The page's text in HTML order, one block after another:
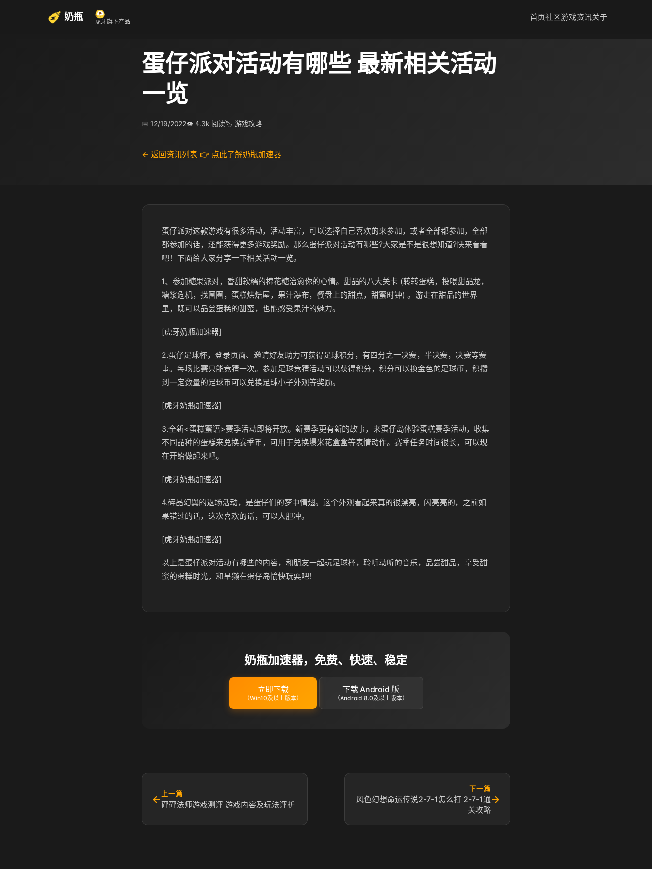
奶瓶 虎牙旗下产品 首页社区游戏资讯关于
蛋仔派对活动有哪些 最新相关活动
一览
📅 12/19/2022👁 4.3k 阅读🏷 游戏攻略
← 返回资讯列表 👉 点此了解奶瓶加速器
蛋仔派对这款游戏有很多活动，活动丰富，可以选择自己喜欢的来参加，或者全部都参加，全部
都参加的话，还能获得更多游戏奖励。那么蛋仔派对活动有哪些?大家是不是很想知道?快来看看
吧！下面给大家分享一下相关活动一览。
1、参加糖果派对，香甜软糯的棉花糖治愈你的心情。甜品的八大关卡 (转转蛋糕，投喂甜品龙，
糖浆危机，找圈圈，蛋糕烘焙屋，果汁瀑布，餐盘上的甜点，甜蜜时钟) 。游走在甜品的世界
里，既可以品尝蛋糕的甜蜜，也能感受果汁的魅力。
[虎牙奶瓶加速器]
2.蛋仔足球杯，登录页面、邀请好友助力可获得足球积分，有四分之一决赛，半决赛，决赛等赛
事。每场比赛只能竞猜一次。参加足球竞猜活动可以获得积分，积分可以换金色的足球币，积攒
到一定数量的足球币可以兑换足球小子外观等奖励。
[虎牙奶瓶加速器]
3.全新<蛋糕蜜语>赛季活动即将开放。新赛季更有新的故事，来蛋仔岛体验蛋糕赛季活动，收集
不同品种的蛋糕来兑换赛季币，可用于兑换爆米花盒盒等表情动作。赛季任务时间很长，可以现
在开始做起来吧。
[虎牙奶瓶加速器]
4.碎晶幻翼的返场活动，是蛋仔们的梦中情翅。这个外观看起来真的很漂亮，闪亮亮的，之前如
果错过的话，这次喜欢的话，可以大胆冲。
[虎牙奶瓶加速器]
以上是蛋仔派对活动有哪些的内容，和朋友一起玩足球杯，聆听动听的音乐，品尝甜品，享受甜
蜜的蛋糕时光，和旱獭在蛋仔岛愉快玩耍吧！
奶瓶加速器，免费、快速、稳定
立即下载
（Win10及以上版本）
下载 Android 版
（Android 8.0及以上版本）
← 上一篇
砰砰法师游戏测评 游戏内容及玩法评析
下一篇
风色幻想命运传说2-7-1怎么打 2-7-1通
关攻略
→